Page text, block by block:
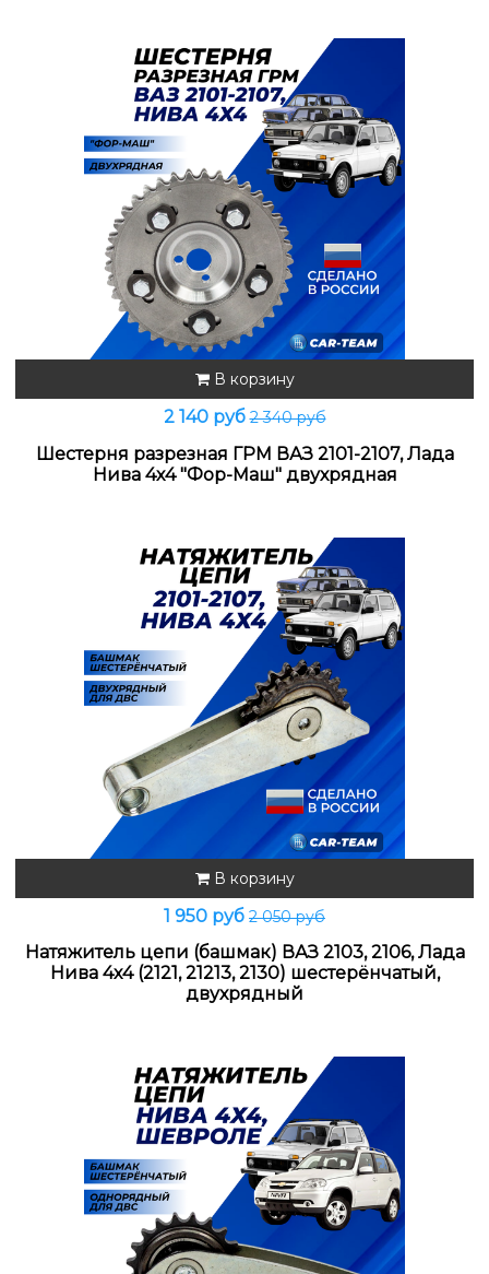
В корзину
2 140 руб2 340 руб
Шестерня разрезная ГРМ ВАЗ 2101-2107, Лада
Нива 4х4 "Фор-Маш" двухрядная
В корзину
1 950 руб 2 050 руб
Натяжитель цепи (башмак) ВАЗ 2103, 2106, Лада
Нива 4х4 (2121, 21213, 2130) шестерёнчатый,
двухрядный